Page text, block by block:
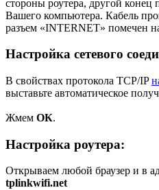
стороны роутера, другой конец
Вашего компьютера. Кабель
разъем «INTERNET» помечен
Настройка сетевого
В свойствах протокола TCP/IP
выставьте автоматическое
Жмем ОК.
Настройка роутера:
Открываем любой браузер и в
tplinkwifi.net